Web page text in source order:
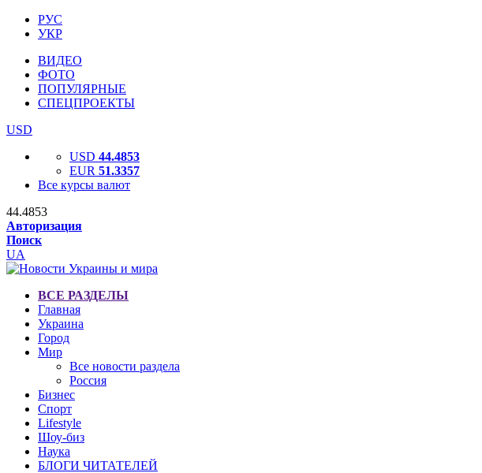
РУС
УКР
ВИДЕО
ФОТО
ПОПУЛЯРНЫЕ
СПЕЦПРОЕКТЫ
USD
USD 44.4853
EUR 51.3357
Все курсы валют
44.4853
Авторизация
Поиск
UA
ВСЕ РАЗДЕЛЫ
Главная
Украина
Город
Мир
Все новости раздела
Россия
Бизнес
Спорт
Lifestyle
Шоу-биз
Наука
БЛОГИ ЧИТАТЕЛЕЙ